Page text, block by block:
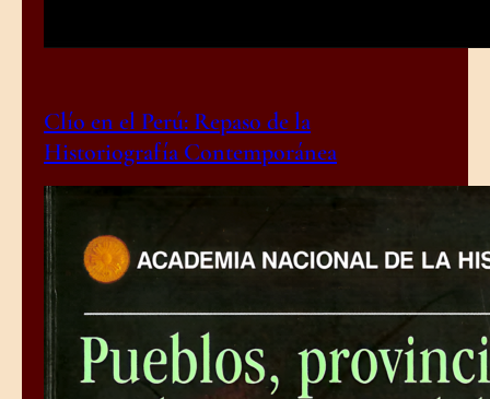
Clío en el Perú: Repaso de la
Historiografía Contemporánea